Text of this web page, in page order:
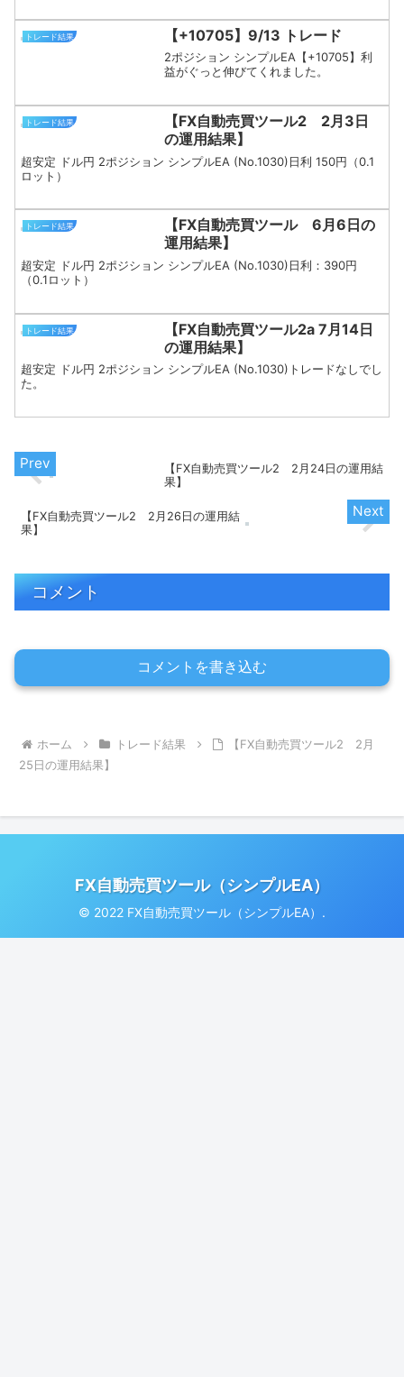
トレード結果 【+10705】9/13 トレード
2ポジション シンプルEA【+10705】利
益がぐっと伸びてくれました。
トレード結果
【FX自動売買ツール2 2月3日
の運用結果】
超安定 ドル円 2ポジション シンプルEA (No.1030)日利 150円（0.1
ロット）
トレード結果
【FX自動売買ツール 6月6日の
運用結果】
超安定 ドル円 2ポジション シンプルEA (No.1030)日利：390円
（0.1ロット）
トレード結果
【FX自動売買ツール2a 7月14日
の運用結果】
超安定 ドル円 2ポジション シンプルEA (No.1030)トレードなしでし
た。
【FX自動売買ツール2 2月24日の運用結
果】
【FX自動売買ツール2 2月26日の運用結
果】
コメント
コメントを書き込む
ホーム トレード結果
【FX自動売買ツール2 2月
25日の運用結果】
FX自動売買ツール（シンプルEA）
© 2022 FX自動売買ツール（シンプルEA）.